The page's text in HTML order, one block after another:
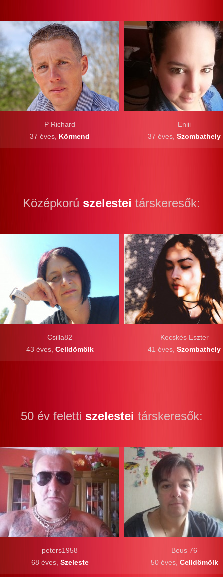
Eniii
37 éves, Szombathely
P Richard
37 éves, Körmend
Középkorú szelestei társkeresők:
Csilla82
43 éves, Celldömölk
Kecskés Eszter
41 éves, Szombathely
50 év feletti szelestei társkeresők:
Beus 76
50 éves, Celldömölk
peters1958
68 éves, Szeleste